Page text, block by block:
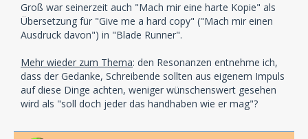
Groß war seinerzeit auch "Mach mir eine harte Kopie" als
Übersetzung für "Give me a hard copy" ("Mach mir einen
Ausdruck davon") in "Blade Runner".
Mehr wieder zum Thema: den Resonanzen entnehme ich,
dass der Gedanke, Schreibende sollten aus eigenem Impuls
auf diese Dinge achten, weniger wünschenswert gesehen
wird als "soll doch jeder das handhaben wie er mag"?